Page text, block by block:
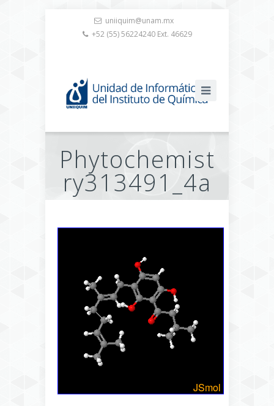
uniiquim@unam.mx
+52 (55) 56224240 Ext. 46629
Phytochemist
ry313491_4a